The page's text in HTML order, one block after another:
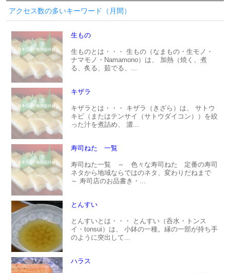
アクセス数の多いキーワード（月間）
生もの
生ものとは・・・ 生もの（なまもの・生モノ・
ナマモノ・Namamono）は、 加熱（焼く、煮
る、炙る、茹でる、...
キザラ
キザラとは・・・ キザラ（きざら）は、 サトウ
キビ（またはテンサイ（サトウダイコン））を絞
った汁を煮詰め、 濃...
寿司ねた 一覧
寿司ねた一覧 ～ 色々な寿司ねた 定番の寿司
ネタから地域ならではのネタ、変わりだねまで
～ 寿司店のお品書き・...
とんすい
とんすいとは・・・ とんすい（呑水・トンス
イ・tonsui）は、 小鉢の一種。縁の一部が持ち手
のように突出して...
ハラス